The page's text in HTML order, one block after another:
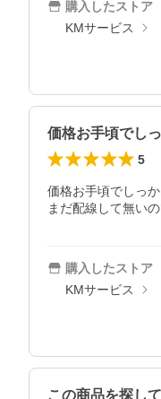
購入したストア
KMサービス
価格お手頃でし
5
価格お手頃でしっ
まだ配線して無い
購入したストア
KMサービス
この商品を探し